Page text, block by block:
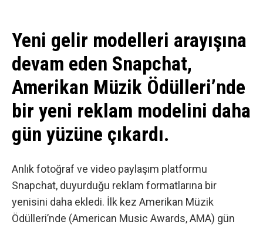
Yeni gelir modelleri arayışına
devam eden Snapchat,
Amerikan Müzik Ödülleri’nde
bir yeni reklam modelini daha
gün yüzüne çıkardı.
Anlık fotoğraf ve video paylaşım platformu
Snapchat, duyurduğu reklam formatlarına bir
yenisini daha ekledi. İlk kez Amerikan Müzik
Ödülleri’nde (American Music Awards, AMA) gün